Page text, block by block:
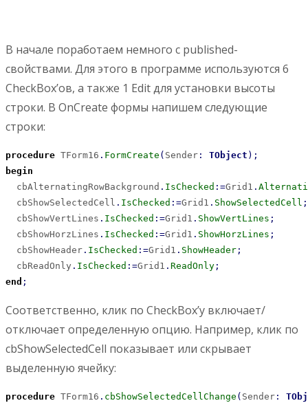
В начале поработаем немного с published-
свойствами. Для этого в программе используются 6
CheckBox’ов, а также 1 Edit для установки высоты
строки. В OnCreate формы напишем следующие
строки:
procedure TForm16 . FormCreate ( Sender : TObject ) ;
begin
  cbAlternatingRowBackground
. IsChecked : =Grid1 .
  cbShowSelectedCell
. IsChecked : =Grid1 . ShowSelectedCell ;
  cbShowVertLines
. IsChecked : =Grid1 . ShowVertLines ;
  cbShowHorzLines
. IsChecked : =Grid1 . ShowHorzLines ;
  cbShowHeader
. IsChecked : =Grid1 . ShowHeader ;
  cbReadOnly
. IsChecked : =Grid1 . ReadOnly ;
end ;
Соответственно, клик по CheckBox’у включает/
отключает определенную опцию. Например, клик по
cbShowSelectedCell показывает или скрывает
выделенную ячейку:
procedure TForm16 . cbShowSelectedCellChange ( Sender :